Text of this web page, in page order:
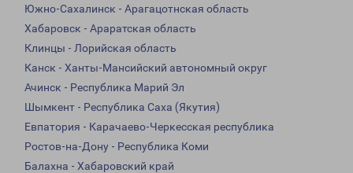
Южно-Сахалинск - Арагацотнская область
Хабаровск - Араратская область
Клинцы - Лорийская область
Канск - Ханты-Мансийский автономный округ
Ачинск - Республика Марий Эл
Шымкент - Республика Саха (Якутия)
Евпатория - Карачаево-Черкесская республика
Ростов-на-Дону - Республика Коми
Балахна - Хабаровский край